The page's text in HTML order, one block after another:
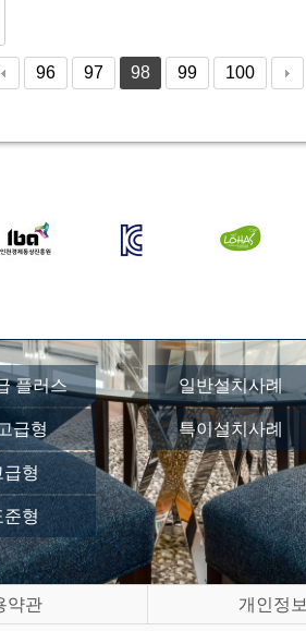
96 97 98 99 100
플러스
급형
급형
준형
일반설치사례
특이설치사례
약관 개인정